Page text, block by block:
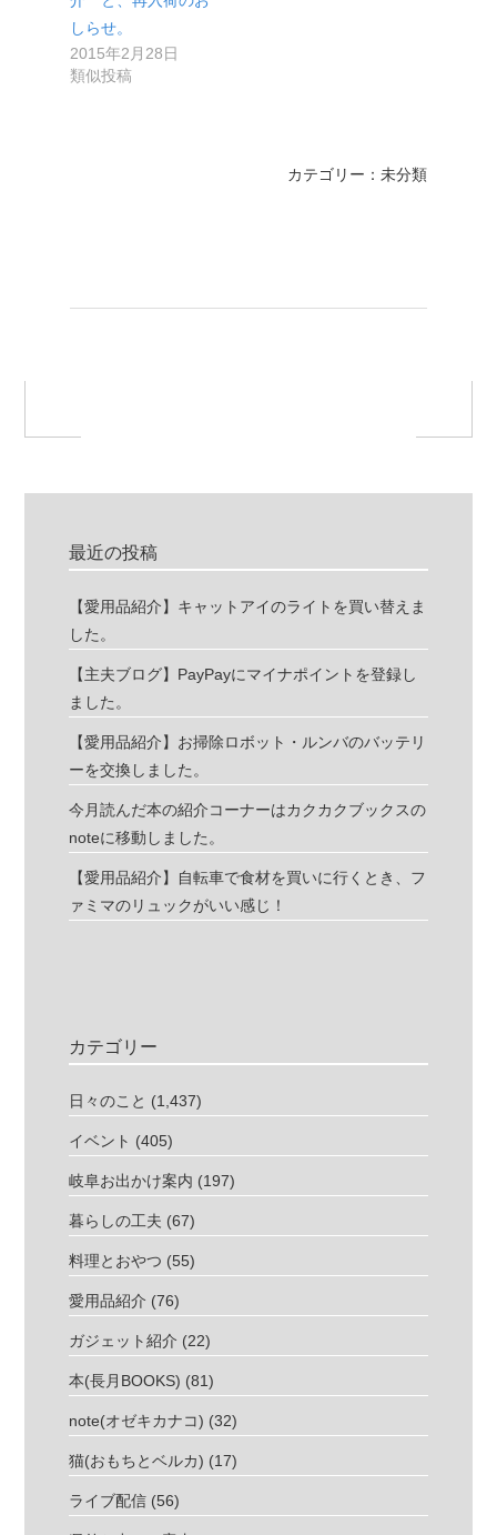
しらせ。
2015年2月28日
類似投稿
カテゴリー：未分類
最近の投稿
【愛用品紹介】キャットアイのライトを買い替えま
した。
【主夫ブログ】PayPayにマイナポイントを登録し
ました。
【愛用品紹介】お掃除ロボット・ルンバのバッテリ
ーを交換しました。
今月読んだ本の紹介コーナーはカクカクブックスの
noteに移動しました。
【愛用品紹介】自転車で食材を買いに行くとき、フ
ァミマのリュックがいい感じ！
カテゴリー
日々のこと (1,437)
イベント (405)
岐阜お出かけ案内 (197)
暮らしの工夫 (67)
料理とおやつ (55)
愛用品紹介 (76)
ガジェット紹介 (22)
本(長月BOOKS) (81)
note(オゼキカナコ) (32)
猫(おもちとベルカ) (17)
ライブ配信 (56)